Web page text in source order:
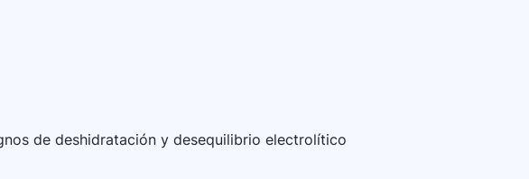
de deshidratación y desequilibrio electrolítico